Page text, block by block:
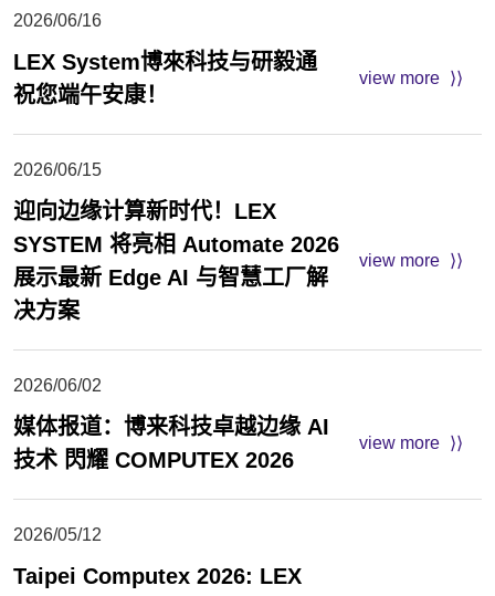
2026/06/16
LEX System博來科技与研毅通
祝您端午安康！
view more
2026/06/15
迎向边缘计算新时代！LEX
SYSTEM 将亮相 Automate 2026
展示最新 Edge AI 与智慧工厂解
决方案
view more
2026/06/02
媒体报道：博来科技卓越边缘 AI
技术 閃耀 COMPUTEX 2026
view more
2026/05/12
Taipei Computex 2026: LEX